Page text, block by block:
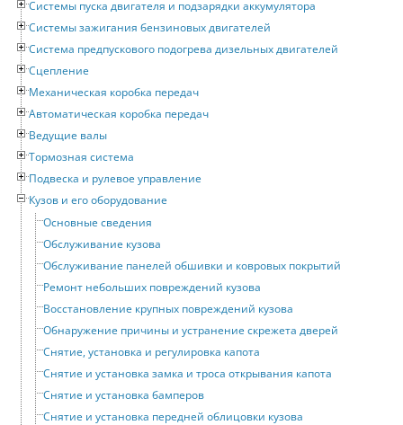
Системы пуска двигателя и подзарядки аккумулятора
Системы зажигания бензиновых двигателей
Система предпускового подогрева дизельных двигателей
Сцепление
Механическая коробка передач
Автоматическая коробка передач
Ведущие валы
Тормозная система
Подвеска и рулевое управление
Кузов и его оборудование
Основные сведения
Обслуживание кузова
Обслуживание панелей обшивки и ковровых покрытий
Ремонт небольших повреждений кузова
Восстановление крупных повреждений кузова
Обнаружение причины и устранение скрежета дверей
Снятие, установка и регулировка капота
Снятие и установка замка и троса открывания капота
Снятие и установка бамперов
Снятие и установка передней облицовки кузова